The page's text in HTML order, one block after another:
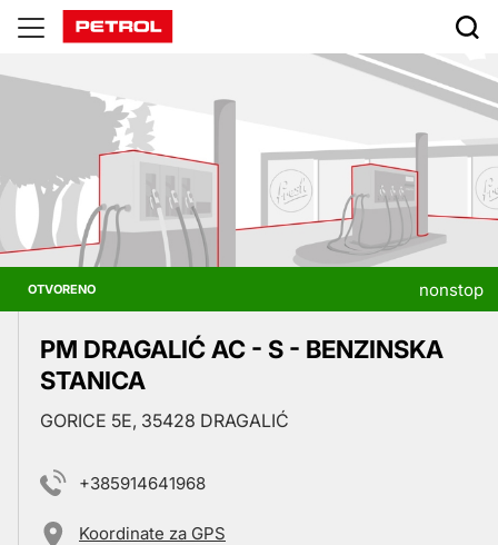
Prodajna
mjesta
OTVORENO nonstop
PM DRAGALIĆ AC - S - BENZINSKA
STANICA
GORICE 5E, 35428 DRAGALIĆ
+385914641968
Koordinate za GPS